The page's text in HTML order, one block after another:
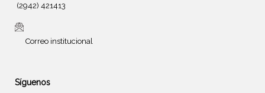
(2942) 421413
Correo institucional
Síguenos